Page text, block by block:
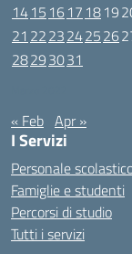
1415 1617 1819
21 2223242526
28293031
« Feb Apr »
I Servizi
Personale
Famiglie e studenti
Percorsi di studio
Tutti i servizi